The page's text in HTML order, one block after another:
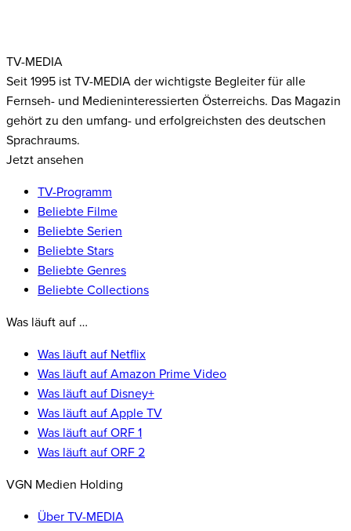
TV-MEDIA
Seit 1995 ist TV-MEDIA der wichtigste Begleiter für alle
Fernseh- und Medieninteressierten Österreichs. Das Magazin
gehört zu den umfang- und erfolgreichsten des deutschen
Sprachraums.
Jetzt ansehen
TV-Programm
Beliebte Filme
Beliebte Serien
Beliebte Stars
Beliebte Genres
Beliebte Collections
Was läuft auf …
Was läuft auf Netflix
Was läuft auf Amazon Prime Video
Was läuft auf Disney+
Was läuft auf Apple TV
Was läuft auf ORF 1
Was läuft auf ORF 2
VGN Medien Holding
Über TV-MEDIA